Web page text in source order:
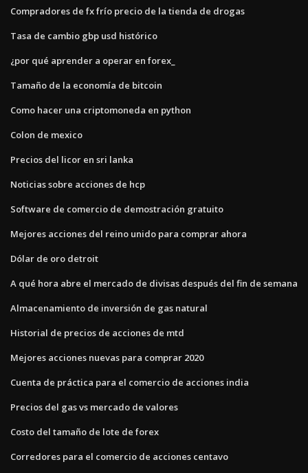
Compradores de fx frío precio de la tienda de drogas
Tasa de cambio gbp usd histórico
¿por qué aprender a operar en forex_
Tamaño de la economía de bitcoin
Como hacer una criptomoneda en python
Colon de mexico
Precios del licor en sri lanka
Noticias sobre acciones de hcp
Software de comercio de demostración gratuito
Mejores acciones del reino unido para comprar ahora
Dólar de oro detroit
A qué hora abre el mercado de divisas después del fin de semana
Almacenamiento de inversión de gas natural
Historial de precios de acciones de mtd
Mejores acciones nuevas para comprar 2020
Cuenta de práctica para el comercio de acciones india
Precios del gas vs mercado de valores
Costo del tamaño de lote de forex
Corredores para el comercio de acciones centavo